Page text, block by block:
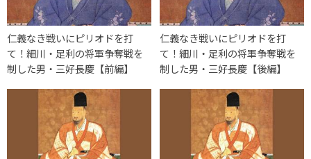
仁義なき戦いにピリオドを打
て！細川・足利の将軍争奪戦を
制した男・三好長慶【前編】
仁義なき戦いにピリオドを打
て！細川・足利の将軍争奪戦を
制した男・三好長慶【後編】